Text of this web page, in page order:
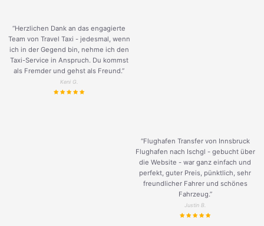
“Herzlichen Dank an das engagierte
Team von Travel Taxi - jedesmal, wenn
ich in der Gegend bin, nehme ich den
Taxi-Service in Anspruch. Du kommst
als Fremder und gehst als Freund.”
Keni G.
“Flughafen Transfer von Innsbruck
Flughafen nach Ischgl - gebucht über
die Website - war ganz einfach und
perfekt, guter Preis, pünktlich, sehr
freundlicher Fahrer und schönes
Fahrzeug.”
Justin B.